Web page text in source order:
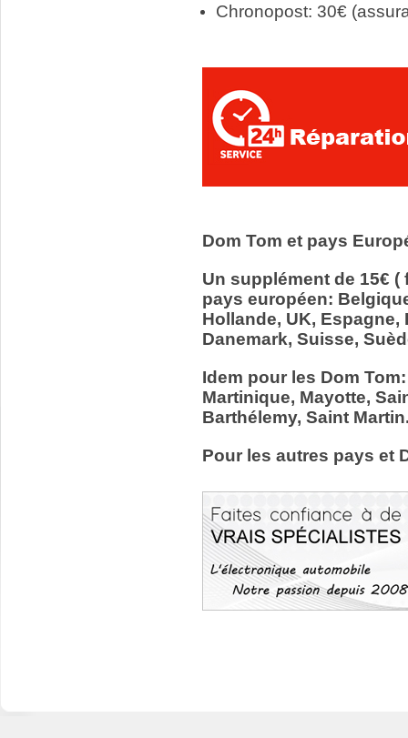
Chronopost: 30€
Dom Tom et pays
Un supplément de 15€
pays européen:
Hollande, UK,
Danemark, Suisse,
Idem pour les Dom
Martinique, Mayotte,
Barthélemy, Saint
Pour les autres pays et